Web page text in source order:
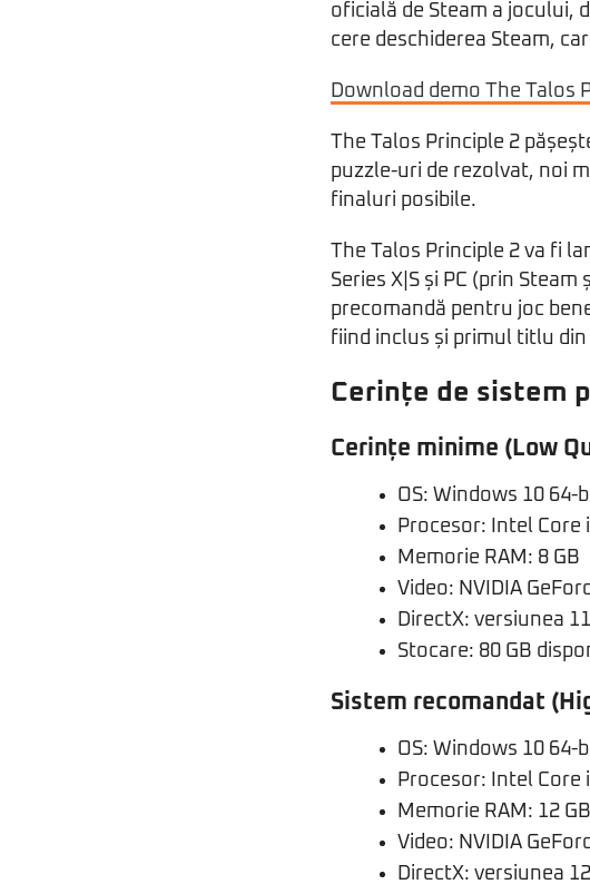
oficială de Steam a jocului,
cere deschiderea Steam,
Download demo The Talos
The Talos Principle 2
puzzle-uri de rezolvat, noi
finaluri posibile.
The Talos Principle 2 va fi
Series X|S și PC (prin
precomandă pentru joc
fiind inclus și primul titlu
Cerințe de sistem
Cerințe minime (Low
OS: Windows 10 64-
Procesor: Intel Core
Memorie RAM: 8 GB
Video: NVIDIA
DirectX: versiunea 11
Stocare: 80 GB
Sistem recomandat
OS: Windows 10 64-
Procesor: Intel Core
Memorie RAM: 12 GB
Video: NVIDIA
DirectX: versiunea 12